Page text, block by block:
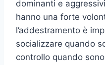
dominanti e
hanno una forte
l’addestramento è
socializzare quando
controllo quando